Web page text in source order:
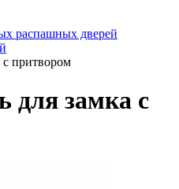
распашных дверей
с притвором
для замка с